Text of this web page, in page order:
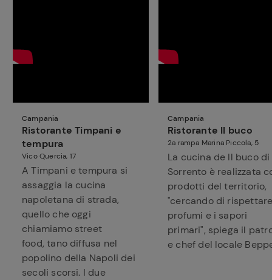
Campania
Ristorante Timpani e
tempura
Vico Quercia, 17
A Timpani e tempura si
assaggia la cucina
napoletana di strada,
quello che oggi
chiamiamo street
food, tano diffusa nel
popolino della Napoli dei
secoli scorsi. I due
Campania
Ristorante Il buco
2a rampa Marina Piccola, 5
La cucina de Il buco di
Sorrento è realizzata
prodotti del territorio,
"cercando di
profumi e i sapori
primari", spiega il
e chef del locale